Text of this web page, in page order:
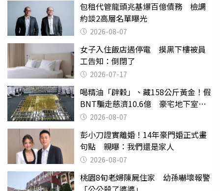
包租代管龍頭兆基爆百億債務 檢調
約談2高層名單曝光
2026-08-07
女子入住飯店遇停電 摸黑下樓被員
工告知：倒閉了
2026-07-17
喝精油「辟穀」、藏158公斤黃金！假
BNT騙走慈濟10.6億 豪宅地下室竟
挖出乾鮑金庫
2026-08-07
彭小刀證實離婚！14年豪門婚正式畫
句點 親曝：我們還是家人
2026-08-07
桃園8旬老婦陳屍住家 幼孫嚇壞報警